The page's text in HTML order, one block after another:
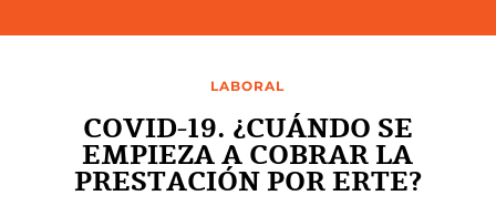
LABORAL
COVID-19. ¿CUÁNDO SE
EMPIEZA A COBRAR LA
PRESTACIÓN POR ERTE?